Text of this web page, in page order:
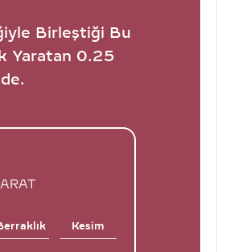
Birleştiği Bu
Yaratan 0.25
Kesim